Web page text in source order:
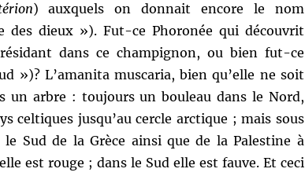
) auxquels on donnait encore le nom
des dieux »). Fut-ce Phoronée qui découvrit
dans ce champignon, ou bien fut-ce
»)? L’amanita muscaria, bien qu’elle ne soit
un arbre : toujours un bouleau dans le Nord,
celtiques jusqu’au cercle arctique ; mais sous
Sud de la Grèce ainsi que de la Palestine à
est rouge ; dans le Sud elle est fauve. Et ceci